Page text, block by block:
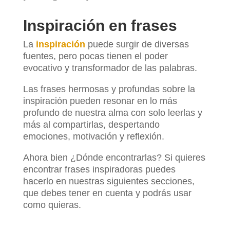
Inspiración en frases
La inspiración puede surgir de diversas
fuentes, pero pocas tienen el poder
evocativo y transformador de las palabras.
Las frases hermosas y profundas sobre la
inspiración pueden resonar en lo más
profundo de nuestra alma con solo leerlas y
más al compartirlas, despertando
emociones, motivación y reflexión.
Ahora bien ¿Dónde encontrarlas? Si quieres
encontrar frases inspiradoras puedes
hacerlo en nuestras siguientes secciones,
que debes tener en cuenta y podrás usar
como quieras.